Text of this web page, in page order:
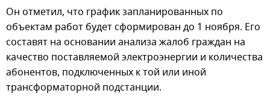
Он отметил, что график запланированных по
объектам работ будет сформирован до 1 ноября. Его
составят на основании анализа жалоб граждан на
качество поставляемой электроэнергии и количества
абонентов, подключенных к той или иной
трансформаторной подстанции.